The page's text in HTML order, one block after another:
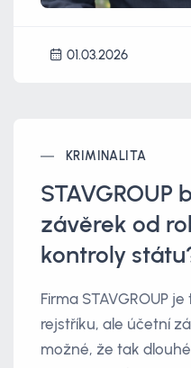
01.03.2026
KRIMINALITA
STAVGROUP
závěrek od
kontroly
Firma STAVGROUP
rejstříku, ale účetní
možné, že tak